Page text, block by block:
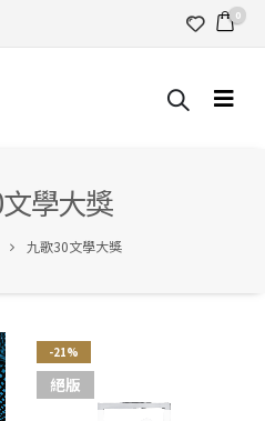
0
學大獎
九歌30文學大獎
-21%
絕版